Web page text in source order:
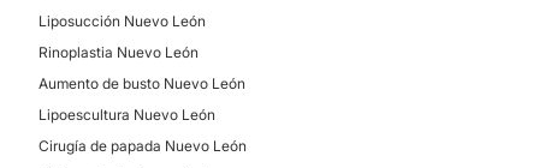
Liposucción Nuevo León
Rinoplastia Nuevo León
Aumento de busto Nuevo León
Lipoescultura Nuevo León
Cirugía de papada Nuevo León